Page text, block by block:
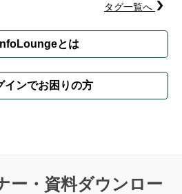
タグ一覧へ
InfoLoungeとは
インでお困りの方
ー・資料ダウンロー